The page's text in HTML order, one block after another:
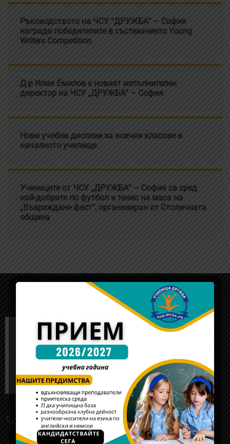
Ръководството на ЧСУ “ДРУЖБА” – София
награди победителите в състезанието Young
Writers Competition
Д-р Илия Емилов е новият изпълнителен
директор на ЧСУ „ДРУЖБА“ – София
Нови учебни дисплеи за всички класове в
началното училище
Учениците от ЧСУ „ДРУЖБА“ – София са сред
най-добрите по футбол и тенис на маса на
„Възраждане фест“, организиран от Столичната
община
(+359) 2 934 5555